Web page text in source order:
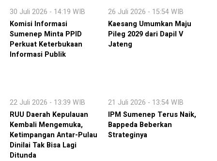
30 Juli 2026 - 14:19 WIB
Komisi Informasi
Sumenep Minta PPID
Perkuat Keterbukaan
Informasi Publik
26 Juli 2026 - 15:54 WIB
Kaesang Umumkan Maju
Pileg 2029 dari Dapil V
Jateng
22 Juli 2026 - 13:39 WIB
RUU Daerah Kepulauan
Kembali Mengemuka,
Ketimpangan Antar-Pulau
Dinilai Tak Bisa Lagi
Ditunda
21 Juli 2026 - 13:54 WIB
IPM Sumenep Terus Naik,
Bappeda Beberkan
Strateginya